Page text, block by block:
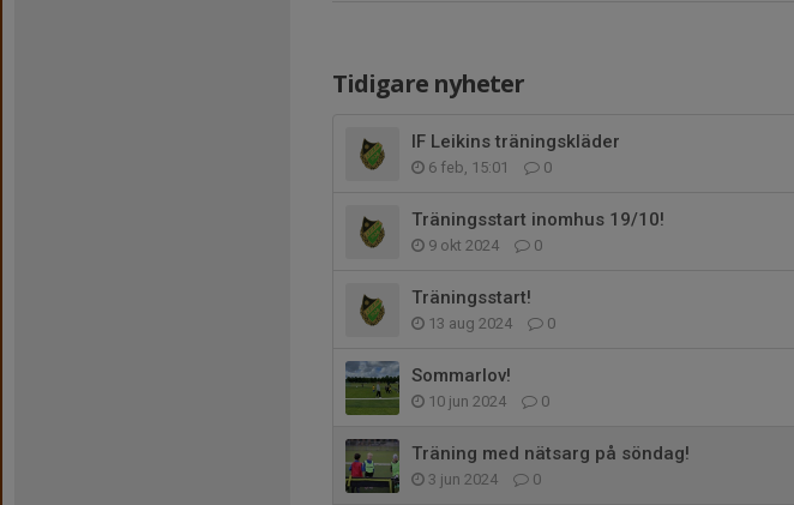
Tidigare nyheter
IF Leikins träningskläder
6 feb, 15:01 0
Träningsstart inomhus 19/10!
9 okt 2024 0
Träningsstart!
13 aug 2024 0
Sommarlov!
10 jun 2024 0
Träning med nätsarg på söndag!
3 jun 2024 0